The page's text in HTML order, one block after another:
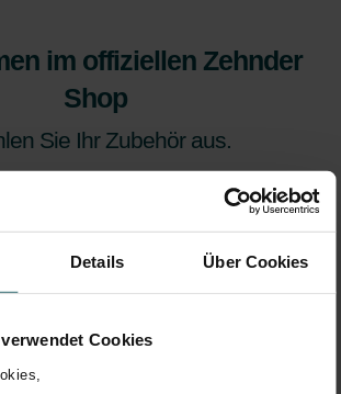
Details Über Cookies
Cookies
im offiziellen Zehnder
Shop
Sie Ihr Zubehör aus.